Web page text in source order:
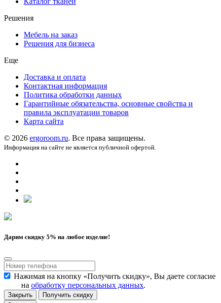
Решения
Мебель на заказ
Решения для бизнеса
Еще
Доставка и оплата
Контактная информация
Политика обработки данных
Гарантийные обязательства, основные свойства и
правила эксплуатации товаров
Карта сайта
© 2026 ergoroom.ru. Все права защищены.
Информация на сайте не является публичной офертой.
Дарим скидку 5% на любое изделие!
Нажимая на кнопку «Получить скидку», Вы даете согласие
на обработку персональных данных.
Закрыть
Получить скидку